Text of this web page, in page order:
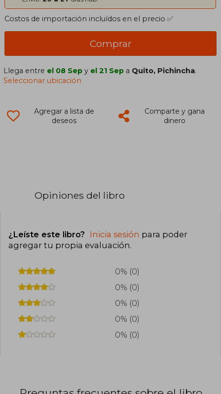
Costos de importación incluídos en el precio ✅
Comprar
Llega entre el 08 Sep y el 21 Sep a Quito, Pichincha.
Seleccionar ubicación
Agregar a lista de
deseos
Comparte y gana
dinero
Opiniones del libro
¿Leíste este libro? Inicia sesión para poder
agregar tu propia evaluación.
0% (0)
0% (0)
0% (0)
0% (0)
0% (0)